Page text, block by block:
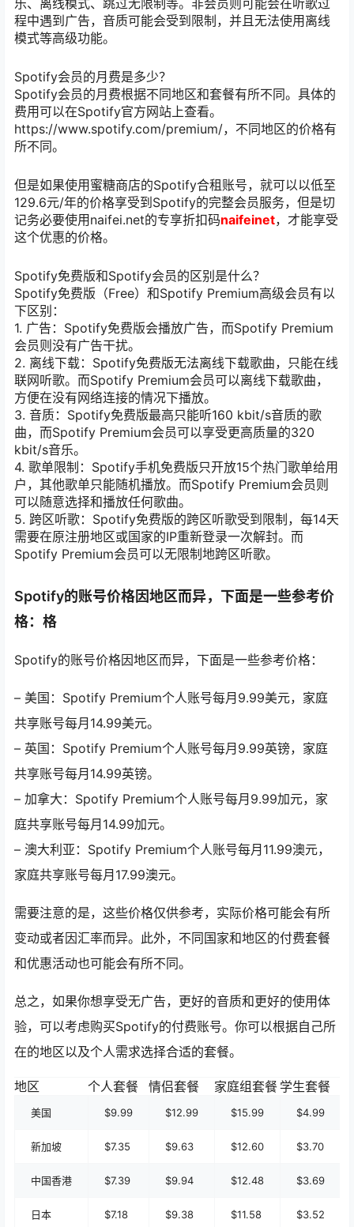
程中遇到广告，音质可能会受到限制，并且无法使用离线
模式等高级功能。
Spotify会员的月费是多少？
Spotify会员的月费根据不同地区和套餐有所不同。具体的
费用可以在Spotify官方网站上查看。
https://www.spotify.com/premium/，不同地区的价格有
所不同。
但是如果使用蜜糖商店的Spotify合租账号，就可以以低至
129.6元/年的价格享受到Spotify的完整会员服务，但是切
记务必要使用naifei.net的专享折扣码naifeinet，才能享受
这个优惠的价格。
Spotify免费版和Spotify会员的区别是什么？
Spotify免费版（Free）和Spotify Premium高级会员有以
下区别：
1. 广告：Spotify免费版会播放广告，而Spotify Premium
会员则没有广告干扰。
2. 离线下载：Spotify免费版无法离线下载歌曲，只能在线
联网听歌。而Spotify Premium会员可以离线下载歌曲，
方便在没有网络连接的情况下播放。
3. 音质：Spotify免费版最高只能听160 kbit/s音质的歌
曲，而Spotify Premium会员可以享受更高质量的320
kbit/s音乐。
4. 歌单限制：Spotify手机免费版只开放15个热门歌单给用
户，其他歌单只能随机播放。而Spotify Premium会员则
可以随意选择和播放任何歌曲。
5. 跨区听歌：Spotify免费版的跨区听歌受到限制，每14天
需要在原注册地区或国家的IP重新登录一次解封。而
Spotify Premium会员可以无限制地跨区听歌。
Spotify的账号价格因地区而异，下面是一些参考价
格：格
Spotify的账号价格因地区而异，下面是一些参考价格：
– 美国：Spotify Premium个人账号每月9.99美元，家庭
共享账号每月14.99美元。
– 英国：Spotify Premium个人账号每月9.99英镑，家庭
共享账号每月14.99英镑。
– 加拿大：Spotify Premium个人账号每月9.99加元，家
庭共享账号每月14.99加元。
– 澳大利亚：Spotify Premium个人账号每月11.99澳元，
家庭共享账号每月17.99澳元。
需要注意的是，这些价格仅供参考，实际价格可能会有所
变动或者因汇率而异。此外，不同国家和地区的付费套餐
和优惠活动也可能会有所不同。
总之，如果你想享受无广告，更好的音质和更好的使用体
验，可以考虑购买Spotify的付费账号。你可以根据自己所
在的地区以及个人需求选择合适的套餐。
地区 个人套餐 情侣套餐 家庭组套餐 学生套餐
美国 $9.99 $12.99 $15.99 $4.99
新加坡 $7.35 $9.63 $12.60 $3.70
中国香港 $7.39 $9.94 $12.48 $3.69
日本 $7.18 $9.38 $11.58 $3.52